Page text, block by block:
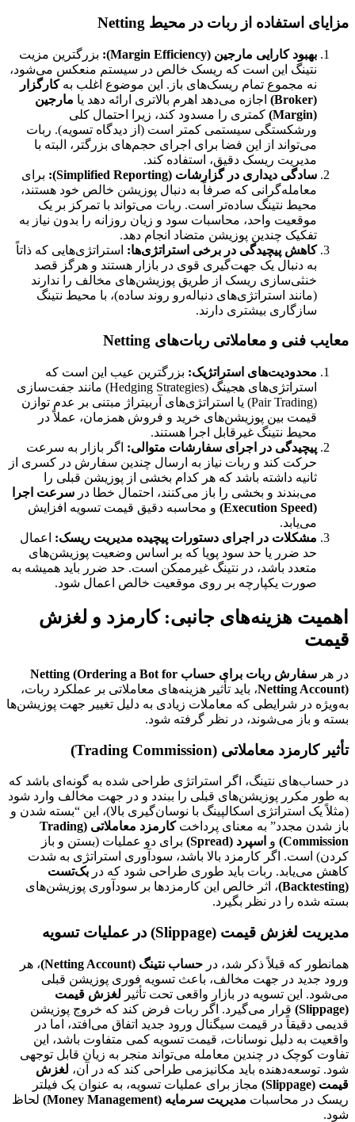
مزایای استفاده از ربات در محیط Netting
بهبود کارایی مارجین (Margin Efficiency):
بزرگترین مزیت
نتینگ این است که ریسک خالص در سیستم منعکس می‌شود،
نه مجموع تمام ریسک‌های باز. این موضوع اغلب بهکارگزار
(Broker)
اجازه می‌دهد اهرم بالاتری ارائه دهد یا مارجین
(Margin)
کمتری را مسدود کند، زیرا احتمال کلی
ورشکستگی سیستمی کمتر است (از دیدگاه تسویه). ربات
می‌تواند از این فضا برای اجرای حجم‌های بزرگتر، البته با
مدیریت ریسک دقیق، استفاده کند.
سادگی دیداری در گزارشات (Simplified Reporting):
برای
معامله‌گرانی که صرفاً به دنبال پوزیشن خالص خود هستند،
محیط نتینگ ساده‌تر است. ربات می‌تواند با تمرکز بر یک
موقعیت واحد، محاسبات سود و زیان روزانه را بدون نیاز به
تفکیک چندین پوزیشن متضاد انجام دهد.
کاهش پیچیدگی در برخی استراتژی‌ها: استراتژی‌هایی که ذاتاً
به دنبال یک جهت‌گیری قوی در بازار هستند و هرگز قصد
خنثی‌سازی ریسک از طریق پوزیشن‌های مخالف را ندارند
(مانند استراتژی‌های دنباله‌رو روند ساده)، با محیط نتینگ
سازگاری بیشتری دارند.
معایب فنی و معاملاتی ربات‌های Netting
محدودیت‌های استراتژیک: بزرگترین عیب این است که
استراتژی‌های هجینگ (Hedging Strategies) مانند جفت‌سازی
(Pair Trading) یا استراتژی‌های آربیتراژ مبتنی بر عدم توازن
قیمت بین پوزیشن‌های خرید و فروش همزمان، عملاً در
محیط نتینگ غیرقابل اجرا هستند.
پیچیدگی در اجرای سفارشات متوالی: اگر بازار به سرعت
حرکت کند و ربات نیاز به ارسال چندین سفارش در کسری از
ثانیه داشته باشد که هر کدام بخشی از پوزیشن قبلی را
می‌بندند و بخشی را باز می‌کنند، احتمال خطا در سرعت اجرا
(Execution Speed)
و محاسبه دقیق قیمت تسویه افزایش
می‌یابد.
مشکلات در اجرای دستورات پیچیده مدیریت ریسک: اعمال
حد ضرر یا حد سود پویا که بر اساس وضعیت پوزیشن‌های
متعدد باشد، در نتینگ غیرممکن است. حد ضرر باید همیشه به
صورت یکپارچه بر روی موقعیت خالص اعمال شود.
اهمیت هزینه‌های جانبی: کارمزد و لغزش
قیمت
در هر
سفارش ربات برای حساب Netting (Ordering a Bot for
Netting Account)، باید تأثیر هزینه‌های معاملاتی بر عملکرد ربات،
به‌ویژه در شرایطی که معاملات زیادی به دلیل تغییر جهت پوزیشن‌ها
بسته و باز می‌شوند، در نظر گرفته شود.
تأثیر کارمزد معاملاتی (Trading Commission)
در حساب‌های نتینگ، اگر استراتژی طراحی شده به گونه‌ای باشد که
به طور مکرر پوزیشن‌های قبلی را ببندد و در جهت مخالف وارد شود
(مثلاً یک استراتژی اسکالپینگ با نوسان‌گیری بالا)، این “بسته شدن و
باز شدن مجدد” به معنای پرداخت
کارمزد معاملاتی (Trading
Commission) و اسپرد (Spread)
برای دو عملیات (بستن و باز
کردن) است. اگر کارمزد بالا باشد، سودآوری استراتژی به شدت
کاهش می‌یابد. ربات باید طوری طراحی شود که در بک‌تست
(Backtesting)
، اثر خالص این کارمزدها بر سودآوری پوزیشن‌های
بسته شده را در نظر بگیرد.
مدیریت لغزش قیمت (Slippage) در عملیات تسویه
همانطور که قبلاً ذکر شد، در حساب نتینگ (Netting Account)
، هر
ورود جدید در جهت مخالف، باعث تسویه فوری پوزیشن قبلی
می‌شود. این تسویه در بازار واقعی تحت تأثیر لغزش قیمت
(Slippage)
قرار می‌گیرد. اگر ربات فرض کند که خروج پوزیشن
قدیمی دقیقاً در قیمت سیگنال ورود جدید اتفاق می‌افتد، اما در
واقعیت به دلیل نوسانات، قیمت تسویه کمی متفاوت باشد، این
تفاوت کوچک در چندین معامله می‌تواند منجر به زیان قابل توجهی
شود. توسعه‌دهنده باید مکانیزمی طراحی کند که در آن، لغزش
قیمت (Slippage)
مجاز برای عملیات تسویه، به عنوان یک فیلتر
ریسک در محاسبات مدیریت سرمایه (Money Management)
لحاظ
شود.